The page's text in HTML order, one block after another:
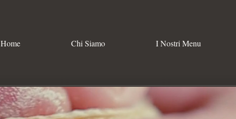
Home Chi Siamo I Nostri Menu